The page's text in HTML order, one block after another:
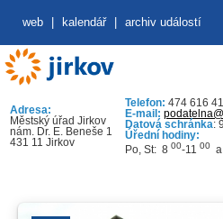
web kalendář archiv událostí
Adresa:
Městský úřad Jirkov
nám. Dr. E. Beneše 1
431 11 Jirkov
Telefon: 474 616
E-mail:
Datová schránka:
Úřední hodiny:
Po, St: 8 00-11 00